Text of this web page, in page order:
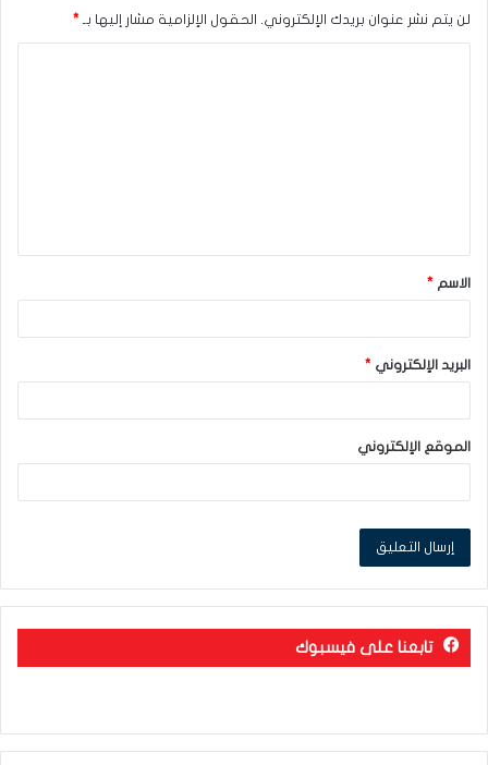
لن يتم نشر عنوان بريدك الإلكتروني. الحقول الإلزامية مشار إليها بـ *
ق
*الاسم *
البريد الإلكتروني *
الموقع الإلكتروني
تابعنا على فيسبوك